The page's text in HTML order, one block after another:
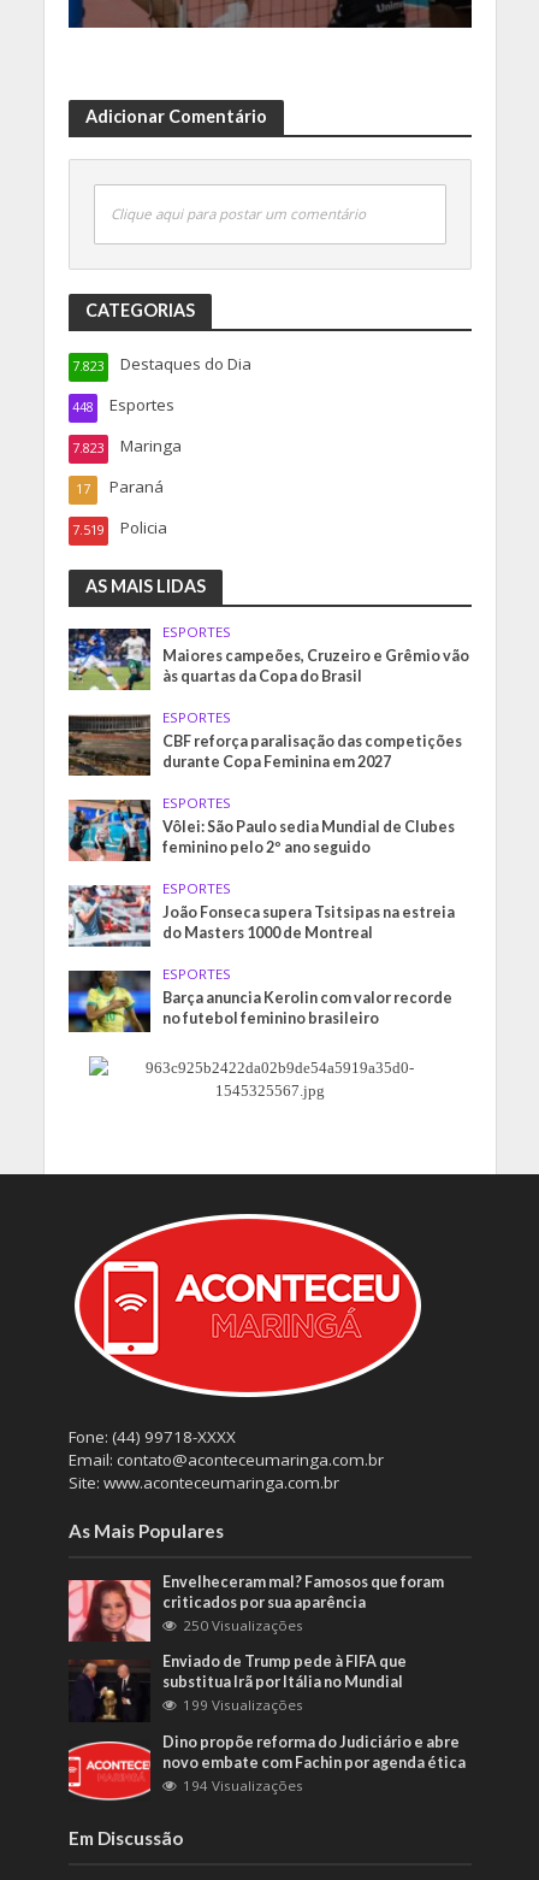
Adicionar Comentário
Clique aqui para postar um comentário
CATEGORIAS
Destaques do Dia
7.823
Esportes
448
Maringa
7.823
Paraná
17
Policia
7.519
AS MAIS LIDAS
ESPORTES
Maiores campeões, Cruzeiro e Grêmio vão
às quartas da Copa do Brasil
ESPORTES
CBF reforça paralisação das competições
durante Copa Feminina em 2027
ESPORTES
Vôlei: São Paulo sedia Mundial de Clubes
feminino pelo 2º ano seguido
ESPORTES
João Fonseca supera Tsitsipas na estreia
do Masters 1000 de Montreal
ESPORTES
Barça anuncia Kerolin com valor recorde
no futebol feminino brasileiro
Fone: (44) 99718-XXXX
Email: contato@aconteceumaringa.com.br
Site: www.aconteceumaringa.com.br
As Mais Populares
Envelheceram mal? Famosos que foram
criticados por sua aparência
250 Visualizações
Enviado de Trump pede à FIFA que
substitua Irã por Itália no Mundial
199 Visualizações
Dino propõe reforma do Judiciário e abre
novo embate com Fachin por agenda ética
194 Visualizações
Em Discussão